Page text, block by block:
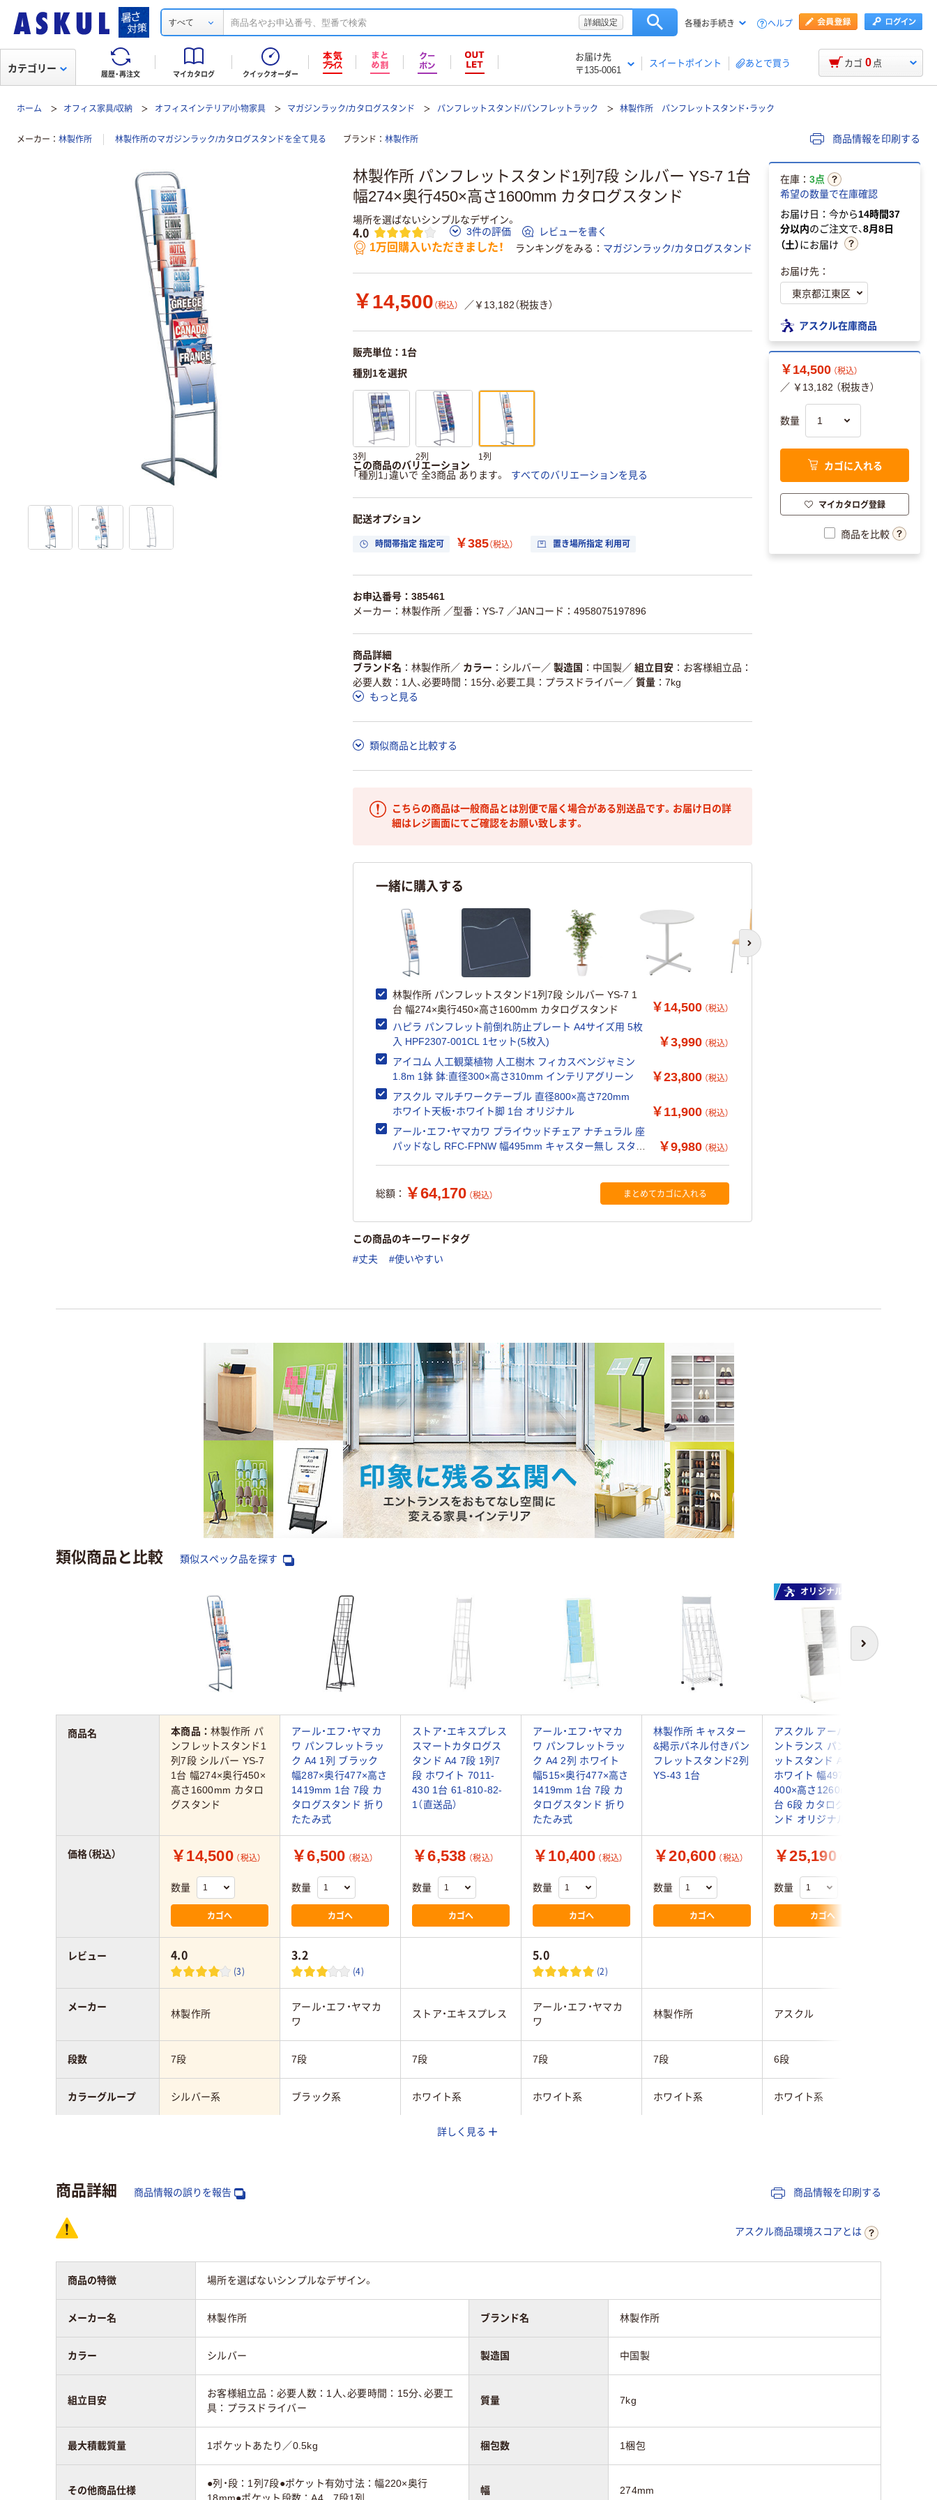
すべて 詳細設定 各種お手続き ヘルプ
履歴・再注文 マイカタログ クイックオーダー
お届け先
〒135-0061
スイートポイント あとで買う
カテゴリー カゴ 0 点
ホーム オフィス家具/収納 オフィスインテリア/小物家具 マガジンラック/カタログスタンド パンフレットスタンド/パンフレットラック 林製作所 パンフレットスタンド・ラック
メーカー 林製作所 林製作所のマガジンラック/カタログスタンドを全て見る ブランド 林製作所 商品情報を印刷する
林製作所 パンフレットスタンド1列7段 シルバー YS-7 1台
幅274×奥行450×高さ1600mm カタログスタンド
場所を選ばないシンプルなデザイン。
4.0 3件の評価 レビューを書く
1万回購入いただきました！ ランキングをみる マガジンラック/カタログスタンド
￥14,500 （税込） ／￥13,182（税抜き）
販売単位：1台
種別1を選択
3列 2列 1列
この商品のバリエーション
「種別1」違いで 全3商品 あります。
すべてのバリエーションを見る
配送オプション
時間帯指定 指定可 ￥385（税込） 置き場所指定 利用可
お申込番号：385461
メーカー：林製作所 ／型番：YS-7 ／JANコード：4958075197896
商品詳細
ブランド名
林製作所／ カラー シルバー ／ 製造国 中国製／ 組立目安
お客様組立品：
必要人数：1人、必要時間：15分、必要工具：プラスドライバー ／ 質量
7kg
もっと見る
類似商品と比較する
こちらの商品は一般商品とは別便で届く場合がある別送品です。お届け日の詳
細はレジ画面にてご確認をお願い致します。
一緒に購入する
次のスライドへ
林製作所 パンフレットスタンド1列7段 シルバー YS-7 1
台 幅274×奥行450×高さ1600mm カタログスタンド
￥14,500 （税込）
ハピラ パンフレット前倒れ防止プレート A4サイズ用 5枚
入 HPF2307-001CL 1セット(5枚入)
￥3,990 （税込）
アイコム 人工観葉植物 人工樹木 フィカスベンジャミン
1.8m 1鉢 鉢:直径300×高さ310mm インテリアグリーン
￥23,800 （税込）
アスクル マルチワークテーブル 直径800×高さ720mm
ホワイト天板・ホワイト脚 1台 オリジナル
￥11,900 （税込）
アール・エフ・ヤマカワ プライウッドチェア ナチュラル 座
パッドなし RFC-FPNW 幅495mm キャスター無し スタッ
￥9,980 （税込）
総額： ￥64,170 （税込） まとめてカゴに入れる
この商品のキーワードタグ
#丈夫 #使いやすい
在庫： 3点
希望の数量で在庫確認
お届け日：今から14時間37
分以内のご注文で、8月8日
（土）にお届け
お届け先：
アスクル在庫商品
￥14,500 （税込）
／ ￥13,182 （税抜き）
数量
カゴに入れる
マイカタログ登録
商品を比較
類似商品と比較 類似スペック品を探す
次へ
オリジナル
本商品：林製作所 パ
ンフレットスタンド1
列7段 シルバー YS-7
1台 幅274×奥行450×
高さ1600mm カタロ
グスタンド
アール・エフ・ヤマカ
ワ パンフレットラッ
ク A4 1列 ブラック
幅287×奥行477×高さ
1419mm 1台 7段 カ
タログスタンド 折り
たたみ式
ストア・エキスプレス
スマートカタログス
タンド A4 7段 1列7
段 ホワイト 7011-
430 1台 61-810-82-
1（直送品）
アール・エフ・ヤマカ
ワ パンフレットラッ
ク A4 2列 ホワイト
幅515×奥行477×高さ
1419mm 1台 7段 カ
タログスタンド 折り
たたみ式
林製作所 キャスター
&掲示パネル付きパン
フレットスタンド2列
YS-43 1台
アスクル アーバンエ
ントランス パンフレ
ットスタンド A42列
ホワイト 幅497×奥行
400×高さ1260mm 1
台 6段 カタログスタ
ンド オリジナル
￥14,500 （税込）
数量
カゴへ
￥6,500 （税込）
数量
カゴへ
￥6,538 （税込）
数量
カゴへ
￥10,400 （税込）
数量
カゴへ
￥20,600 （税込）
数量
カゴへ
￥25,190
数量
カゴへ
4.0
(3)
3.2
(4)
5.0
(2)
林製作所
アール・エフ・ヤマカ
ワ
ストア・エキスプレス
アール・エフ・ヤマカ
ワ
林製作所 アスクル
7段 7段 7段 7段 7段 6段
シルバー系 ブラック系 ホワイト系 ホワイト系 ホワイト系 ホワイト系
280mm
商品名
価格（税込）
レビュー
メーカー
段数
カラーグループ
アスクル商品環境
スコア
詳しく見る
商品詳細 商品情報の誤りを報告 商品情報を印刷する
アスクル商品環境スコアとは
商品の特徴 場所を選ばないシンプルなデザイン。
メーカー名 林製作所 ブランド名 林製作所
カラー シルバー 製造国 中国製
組立目安
お客様組立品：必要人数：1人、必要時間：15分、必要工
具：プラスドライバー
質量 7kg
最大積載質量 1ポケットあたり／0.5kg 梱包数 1梱包
その他商品仕様
●列・段：1列7段●ポケット有効寸法：幅220×奥行
幅 274mm